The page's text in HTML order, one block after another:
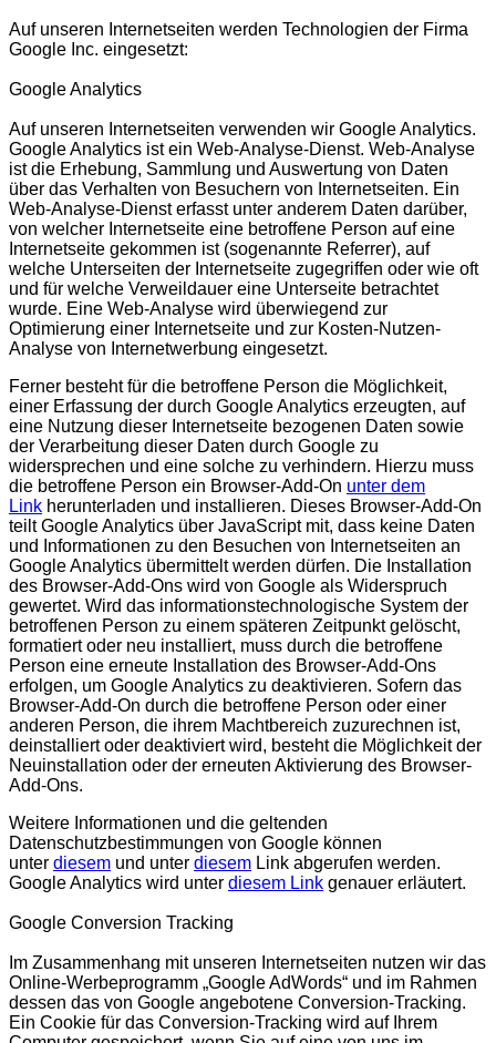
Auf unseren Internetseiten werden Technologien der Firma
Google Inc. eingesetzt:
Google Analytics
Auf unseren Internetseiten verwenden wir Google Analytics.
Google Analytics ist ein Web-Analyse-Dienst. Web-Analyse
ist die Erhebung, Sammlung und Auswertung von Daten
über das Verhalten von Besuchern von Internetseiten. Ein
Web-Analyse-Dienst erfasst unter anderem Daten darüber,
von welcher Internetseite eine betroffene Person auf eine
Internetseite gekommen ist (sogenannte Referrer), auf
welche Unterseiten der Internetseite zugegriffen oder wie oft
und für welche Verweildauer eine Unterseite betrachtet
wurde. Eine Web-Analyse wird überwiegend zur
Optimierung einer Internetseite und zur Kosten-Nutzen-
Analyse von Internetwerbung eingesetzt.
Ferner besteht für die betroffene Person die Möglichkeit,
einer Erfassung der durch Google Analytics erzeugten, auf
eine Nutzung dieser Internetseite bezogenen Daten sowie
der Verarbeitung dieser Daten durch Google zu
widersprechen und eine solche zu verhindern. Hierzu muss
die betroffene Person ein Browser-Add-On unter dem
Link herunterladen und installieren. Dieses Browser-Add-On
teilt Google Analytics über JavaScript mit, dass keine Daten
und Informationen zu den Besuchen von Internetseiten an
Google Analytics übermittelt werden dürfen. Die Installation
des Browser-Add-Ons wird von Google als Widerspruch
gewertet. Wird das informationstechnologische System der
betroffenen Person zu einem späteren Zeitpunkt gelöscht,
formatiert oder neu installiert, muss durch die betroffene
Person eine erneute Installation des Browser-Add-Ons
erfolgen, um Google Analytics zu deaktivieren. Sofern das
Browser-Add-On durch die betroffene Person oder einer
anderen Person, die ihrem Machtbereich zuzurechnen ist,
deinstalliert oder deaktiviert wird, besteht die Möglichkeit der
Neuinstallation oder der erneuten Aktivierung des Browser-
Add-Ons.
Weitere Informationen und die geltenden
Datenschutzbestimmungen von Google können
unter diesem und unter diesem Link abgerufen werden.
Google Analytics wird unter diesem Link genauer erläutert.
Google Conversion Tracking
Im Zusammenhang mit unseren Internetseiten nutzen wir das
Online-Werbeprogramm „Google AdWords“ und im Rahmen
dessen das von Google angebotene Conversion-Tracking.
Ein Cookie für das Conversion-Tracking wird auf Ihrem